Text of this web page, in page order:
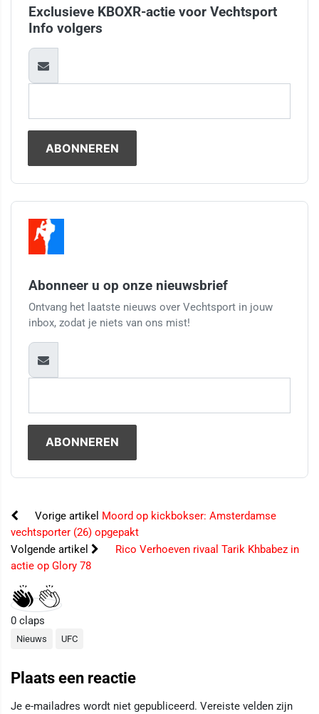
Exclusieve KBOXR-actie voor Vechtsport
Info volgers
Abonneer u op onze nieuwsbrief
Ontvang het laatste nieuws over Vechtsport in jouw
inbox, zodat je niets van ons mist!
Vorige artikel Moord op kickbokser: Amsterdamse
vechtsporter (26) opgepakt
Volgende artikel
Rico Verhoeven rivaal Tarik Khbabez in
actie op Glory 78
0 claps
Nieuws UFC
Plaats een reactie
Je e-mailadres wordt niet gepubliceerd. Vereiste velden zijn